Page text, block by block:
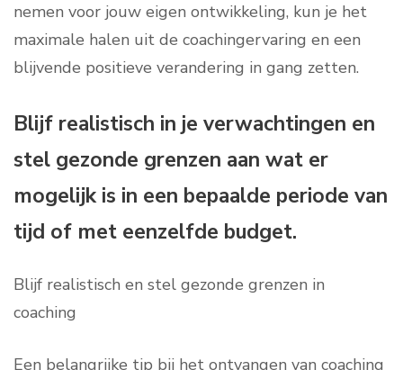
nemen voor jouw eigen ontwikkeling, kun je het
maximale halen uit de coachingervaring en een
blijvende positieve verandering in gang zetten.
Blijf realistisch in je verwachtingen en
stel gezonde grenzen aan wat er
mogelijk is in een bepaalde periode van
tijd of met eenzelfde budget.
Blijf realistisch en stel gezonde grenzen in
coaching
Een belangrijke tip bij het ontvangen van coaching